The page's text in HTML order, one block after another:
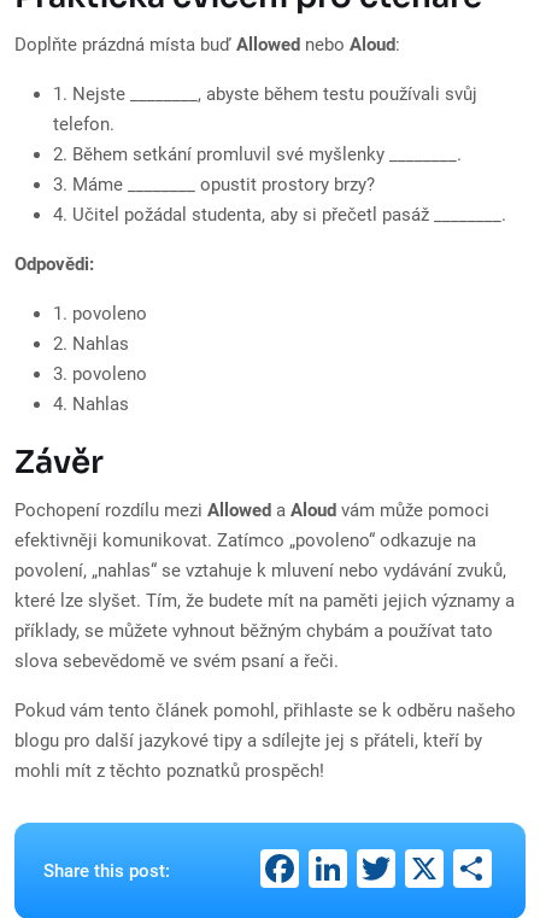
Doplňte prázdná místa buď Allowed nebo Aloud:
1. Nejste ________, abyste během testu používali svůj
telefon.
2. Během setkání promluvil své myšlenky ________.
3. Máme ________ opustit prostory brzy?
4. Učitel požádal studenta, aby si přečetl pasáž ________.
Odpovědi:
1. povoleno
2. Nahlas
3. povoleno
4. Nahlas
Závěr
Pochopení rozdílu mezi Allowed a Aloud vám může pomoci
efektivněji komunikovat. Zatímco „povoleno“ odkazuje na
povolení, „nahlas“ se vztahuje k mluvení nebo vydávání zvuků,
které lze slyšet. Tím, že budete mít na paměti jejich významy a
příklady, se můžete vyhnout běžným chybám a používat tato
slova sebevědomě ve svém psaní a řeči.
Pokud vám tento článek pomohl, přihlaste se k odběru našeho
blogu pro další jazykové tipy a sdílejte jej s přáteli, kteří by
mohli mít z těchto poznatků prospěch!
Share this post: Facebook
LinkedIn
Twitter
X